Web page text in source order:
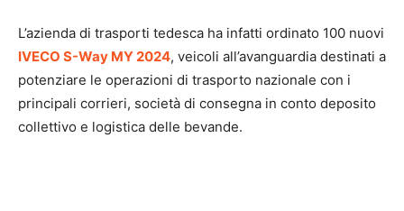
L’azienda di trasporti tedesca ha infatti ordinato 100 nuovi
IVECO S-Way MY 2024, veicoli all’avanguardia destinati a
potenziare le operazioni di trasporto nazionale con i
principali corrieri, società di consegna in conto deposito
collettivo e logistica delle bevande.